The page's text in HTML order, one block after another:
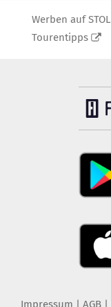
Werben auf STOL
Tourentipps
Impressum AGB